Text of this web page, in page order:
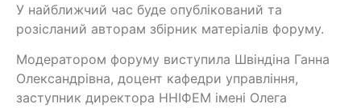
У найближчий час буде опублікований та
розісланий авторам збірник матеріалів форуму.
Модератором форуму виступила Швіндіна Ганна
Олександрівна, доцент кафедри управління,
заступник директора ННІФЕМ імені Олега